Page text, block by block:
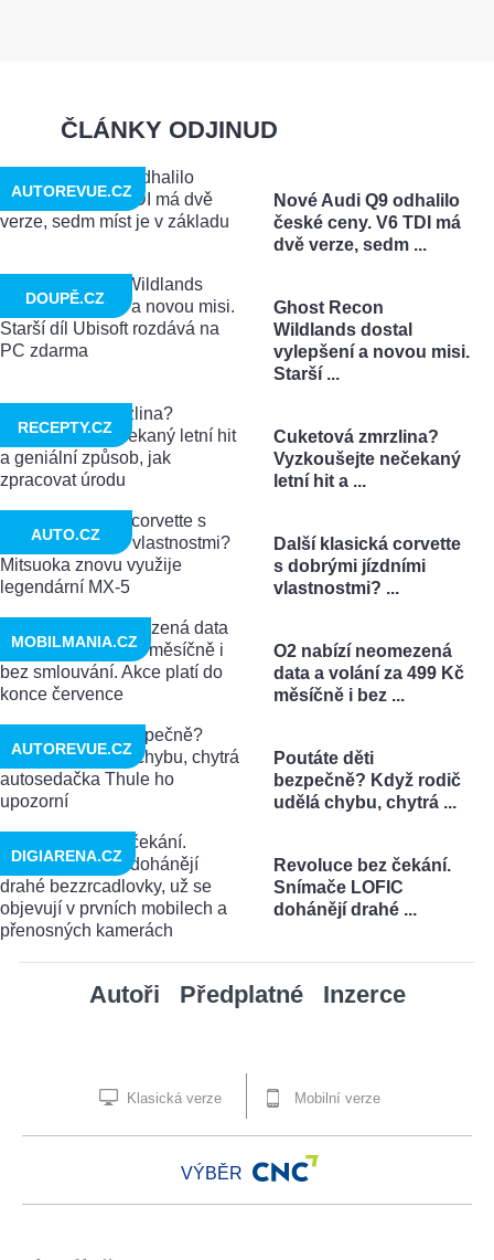
ČLÁNKY ODJINUD
Nové Audi Q9 odhalilo
české ceny. V6 TDI má
dvě verze, sedm ...
AUTOREVUE.CZ
Ghost Recon
Wildlands dostal
vylepšení a novou misi.
Starší ...
DOUPĚ.CZ
Cuketová zmrzlina?
Vyzkoušejte nečekaný
letní hit a ...
RECEPTY.CZ
Další klasická corvette
s dobrými jízdními
vlastnostmi? ...
AUTO.CZ
O2 nabízí neomezená
data a volání za 499 Kč
měsíčně i bez ...
MOBILMANIA.CZ
Poutáte děti
bezpečně? Když rodič
udělá chybu, chytrá ...
AUTOREVUE.CZ
Revoluce bez čekání.
Snímače LOFIC
dohánějí drahé ...
DIGIARENA.CZ
Autoři Předplatné Inzerce
Klasická verze Mobilní verze
VÝBĚR